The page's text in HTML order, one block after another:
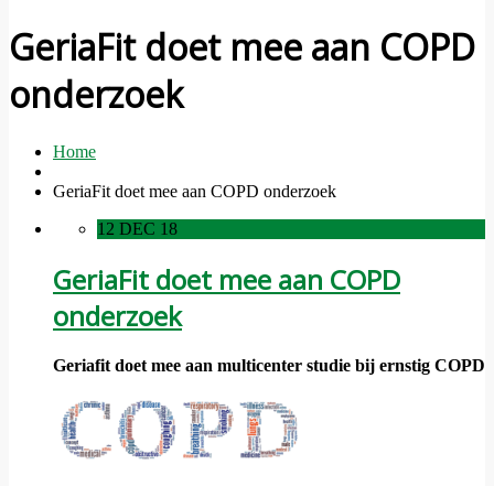
GeriaFit doet mee aan COPD
onderzoek
Home
GeriaFit doet mee aan COPD onderzoek
12 DEC 18
GeriaFit doet mee aan COPD
onderzoek
Geriafit doet mee aan multicenter studie bij ernstig COPD